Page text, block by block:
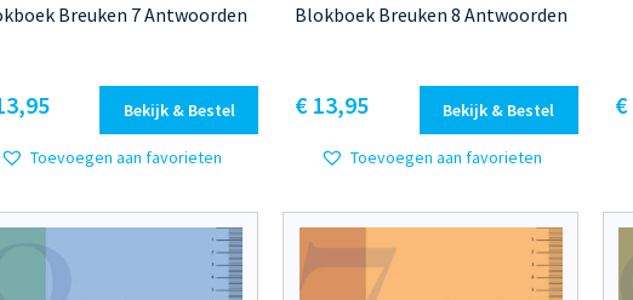
Breuken 7 Antwoorden
Bekijk & Bestel
Toevoegen aan favorieten
Blokboek Breuken 8 Antwoorden
€ 13,95 Bekijk & Bestel
Toevoegen aan favorieten
€